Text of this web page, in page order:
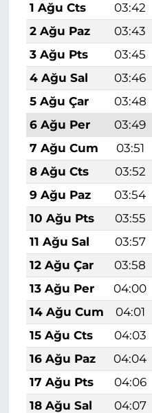
1 Ağu Cts
03:42
2 Ağu Paz
03:43
3 Ağu Pts
03:45
4 Ağu Sal
03:46
5 Ağu Çar
03:48
6 Ağu Per
03:49
7 Ağu Cum
03:51
8 Ağu Cts
03:52
9 Ağu Paz
03:54
10 Ağu Pts
03:55
11 Ağu Sal
03:57
12 Ağu Çar
03:58
13 Ağu Per
04:00
14 Ağu Cum
04:01
15 Ağu Cts
04:03
16 Ağu Paz
04:04
17 Ağu Pts
04:06
18 Ağu Sal
04:07